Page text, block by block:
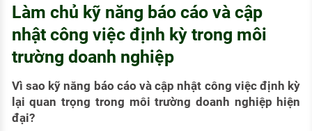
Việc làm lương cao
Việc làm tốt nhất
CÔNG TY
Danh sách nhà tuyển dụng
Tạo CV trực tuyến
MẪU CV THEO STYLE
Mẫu CV đơn giản
Mẫu CV hiện đại
Tính trợ cấp thất nghiệp
PHÁP LUẬT LAO ĐỘNG
Lao động và tiền lương
Thuế thu nhập
Làm chủ kỹ năng báo cáo và cập
nhật công việc định kỳ trong môi
trường doanh nghiệp
Vì sao kỹ năng báo cáo và cập nhật công việc định kỳ
lại quan trọng trong môi trường doanh nghiệp hiện
đại?